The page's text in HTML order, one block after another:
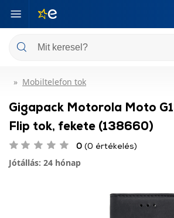
Mobiltelefon tok
Gigapack Motorola Moto
Flip tok, fekete (138660)
0 (0 értékelés)
Jótállás: 24 hónap